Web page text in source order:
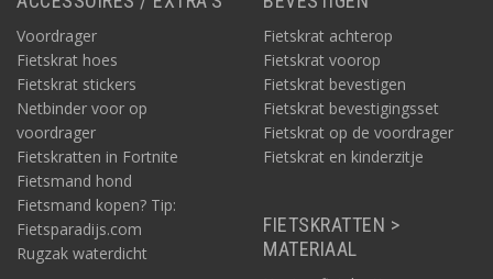
Voordrager
Fietskrat hoes
Fietskrat stickers
Netbinder voor op
voordrager
Fietskratten in Fortnite
Fietsmand hond
Fietsmand kopen? Tip:
Fietsparadijs.com
Rugzak waterdicht
Fietskrat achterop
Fietskrat voorop
Fietskrat bevestigen
Fietskrat bevestigingsset
Fietskrat op de voordrager
Fietskrat en kinderzitje
FIETSKRATTEN >
MATERIAAL